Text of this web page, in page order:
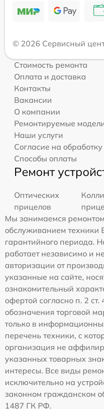
© 2026 Сервисный
Стоимость ремонта
Оплата и доставка
Контакты
Вакансии
О компании
Ремонтируемые
Наши услуги
Согласие на
Способы оплаты
Ремонт
Оптических
прицелов
Мы занимаемся
обслуживанием техники
гарантийного периода.
работает независимо и
авторизации от
указанные на сайте,
ознакомительный
офертой согласно п. 2
обозначения торговой
только в
перечень техники, с
организация не
указанных товарных
интересы. Все виды
исключительно на
законном гражданском
1487 ГК РФ.